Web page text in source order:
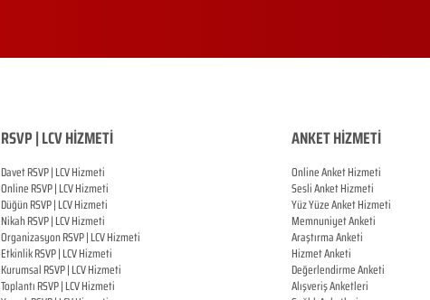
RSVP | LCV HİZMETİ
Davet RSVP | LCV Hizmeti
OnlineRSVP |LCV Hizmeti
DüğünRSVP |LCV Hizmeti
NikahRSVP |LCV Hizmeti
OrganizasyonRSVP |LCV Hizmeti
EtkinlikRSVP |LCV Hizmeti
KurumsalRSVP |LCV Hizmeti
ToplantıRSVP |LCV Hizmeti
ANKET HİZMETİ
Online Anket Hizmeti
Sesli Anket Hizmeti
Yüz Yüze Anket Hizmeti
Memnuniyet Anketi
Araştırma Anketi
Hizmet Anketi
Değerlendirme Anketi
Alışveriş Anketleri